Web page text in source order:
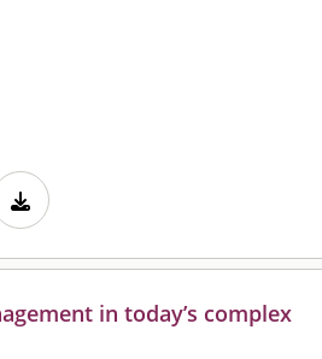
in today’s complex